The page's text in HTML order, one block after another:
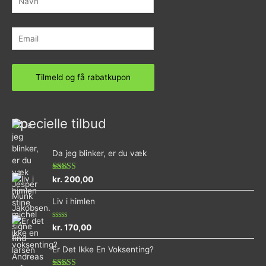
Specielle tilbud
Da jeg blinker, er du væk
Vurderet
ud af 5
kr. 200,00
Liv i himlen
Vurderet
ud
af
5
kr. 170,00
Er Det Ikke En Voksenting?